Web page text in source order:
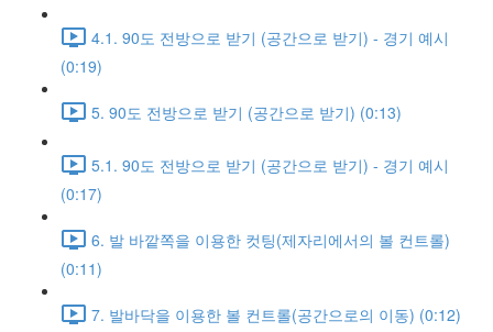
4.1. 90도 전방으로 받기 (공간으로 받기) - 경기 예시
(0:19)
5. 90도 전방으로 받기 (공간으로 받기) (0:13)
5.1. 90도 전방으로 받기 (공간으로 받기) - 경기 예시
(0:17)
6. 발 바깥쪽을 이용한 컷팅(제자리에서의 볼 컨트롤)
(0:11)
7. 발바닥을 이용한 볼 컨트롤(공간으로의 이동) (0:12)